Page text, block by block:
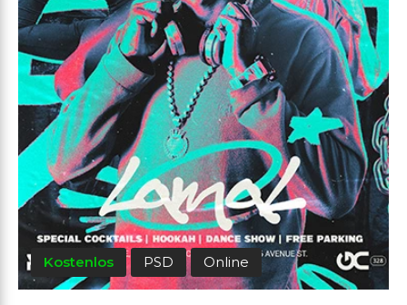
Kostenlos PSD Online